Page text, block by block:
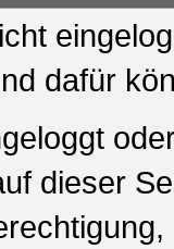
dafür
dieser